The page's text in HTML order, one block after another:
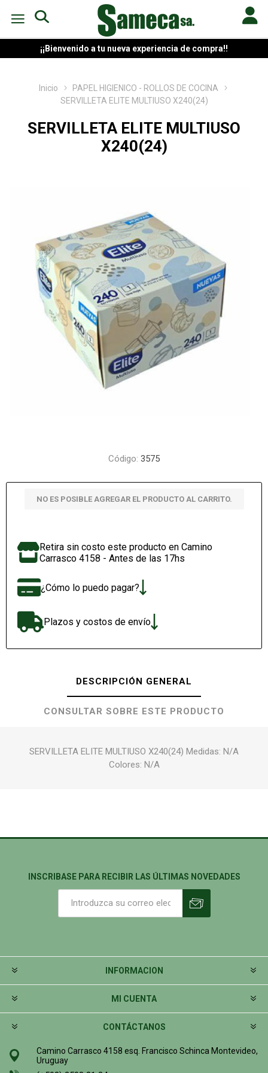
¡¡Bienvenido a tu nueva experiencia de compra!!
Inicio
PAPEL HIGIENICO - ROLLOS DE COCINA
SERVILLETA ELITE MULTIUSO X240(24)
SERVILLETA ELITE MULTIUSO
X240(24)
Código: 3575
NO ES POSIBLE AGREGAR EL PRODUCTO AL CARRITO.
Retira sin costo este producto en Camino
Carrasco 4158 - Antes de las 17hs
¿Cómo lo puedo pagar?
Plazos y costos de envío
DESCRIPCIÓN GENERAL
CONSULTAR SOBRE ESTE PRODUCTO
SERVILLETA ELITE MULTIUSO X240(24) Medidas: N/A
Colores: N/A
INSCRIBASE PARA RECIBIR LAS ÚLTIMAS NOVEDADES
INFORMACION
MI CUENTA
CONTÁCTANOS
Camino Carrasco 4158 esq. Francisco Schinca Montevideo,
Uruguay